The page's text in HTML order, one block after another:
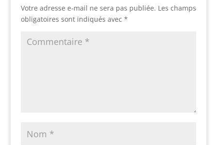
Votre adresse e-mail ne sera pas publiée. Les champs
obligatoires sont indiqués avec *